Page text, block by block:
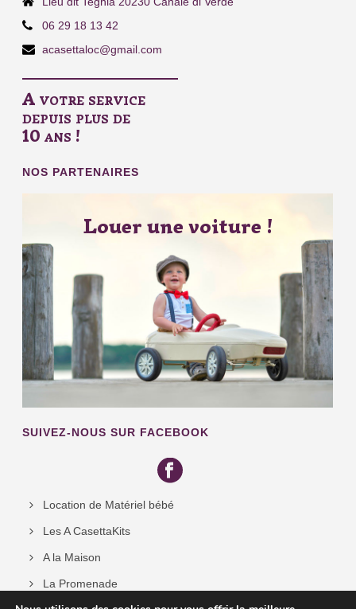
06 29 18 13 42
acasettaloc@gmail.com
A votre service
depuis plus de
10 ans !
NOS PARTENAIRES
Louer une voiture !
SUIVEZ-NOUS SUR FACEBOOK
Location de Matériel bébé
Les A CasettaKits
A la Maison
La Promenade